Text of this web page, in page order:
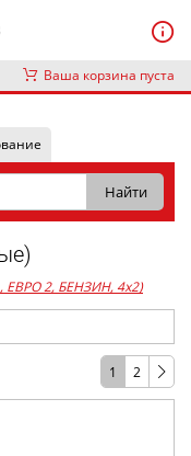
Ваша корзина пуста
ЕВРО 2, БЕНЗИН, 4x2)
1 2